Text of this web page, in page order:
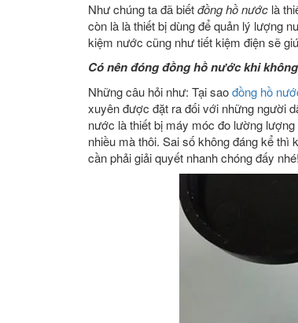
Như chúng ta đã biếtđồng hồ nước là
còn là là thiết bị dùng để quản lý lượng
kiệm nước cũng như tiết kiệm điện sẽ
Có nên đóng đồng hồ nước khi
Những câu hỏi như: Tại saođồng hồ
xuyên được đặt ra đối với những người
nước là thiết bị máy móc đo lường
nhiều mà thôi. Sai số không đáng kể thì
cần phải giải quyết nhanh chóng đấy nhé!